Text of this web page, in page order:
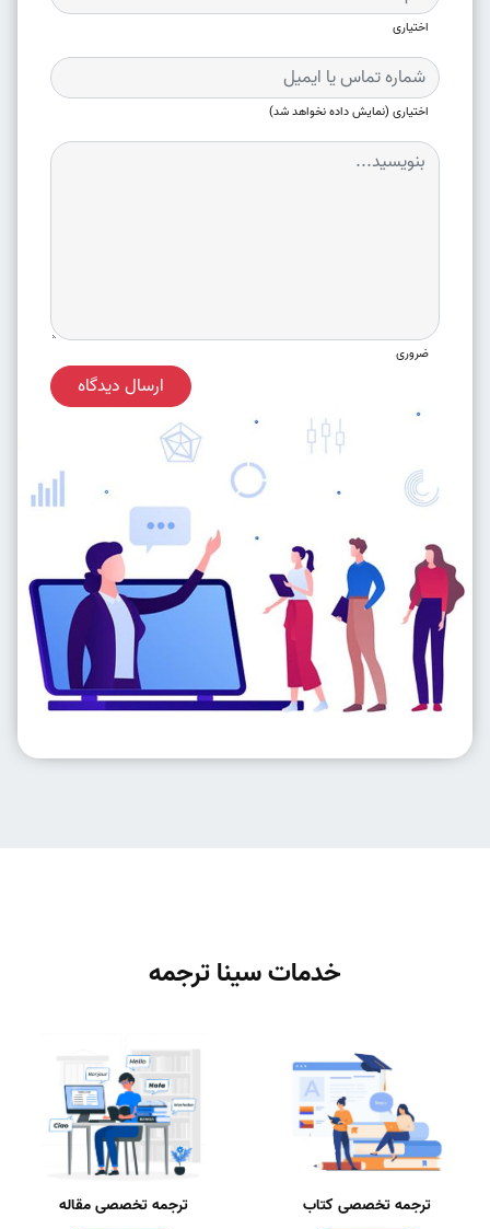
اختیاری
اختیاری (نمایش داده نخواهد شد)
ضروری
ارسال دیدگاه
خدمات سینا ترجمه
ترجمه تخصصی کتاب ترجمه تخصصی مقاله